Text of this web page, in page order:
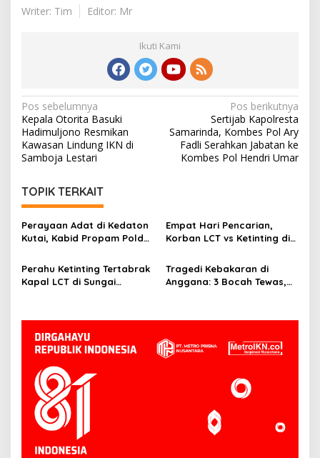
Writer: Tim
Editor: Mr
Ikuti Kami
Navigasi
pos
Pos sebelumnya
Kepala Otorita Basuki
Hadimuljono Resmikan
Kawasan Lindung IKN di
Samboja Lestari
Pos berikutnya
Sertijab Kapolresta
Samarinda, Kombes Pol Ary
Fadli Serahkan Jabatan ke
Kombes Pol Hendri Umar
TOPIK TERKAIT
Perayaan Adat di Kedaton
Kutai, Kabid Propam Polda
Empat Hari Pencarian,
Korban LCT vs Ketinting di
Ditemukan
Perahu Ketinting Tertabrak
Kapal LCT di Sungai
Orang Hilang
Tragedi Kebakaran di
Anggana: 3 Bocah Tewas,